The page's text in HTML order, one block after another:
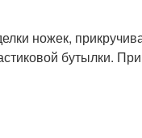
ножек,
бутылки.